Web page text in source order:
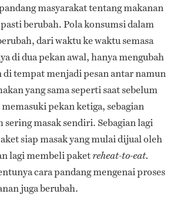
masyarakat tentang makanan
berubah. Pola konsumsi dalam
dari waktu ke waktu semasa
di dua pekan awal, hanya mengubah
di tempat menjadi pesan antar namun
yang sama seperti saat sebelum
pekan ketiga, sebagian
sering masak sendiri. Sebagian lagi
siap masak yang mulai dijual oleh
lagi membeli paketreheat-to-eat.
cara pandang mengenai proses
juga berubah.